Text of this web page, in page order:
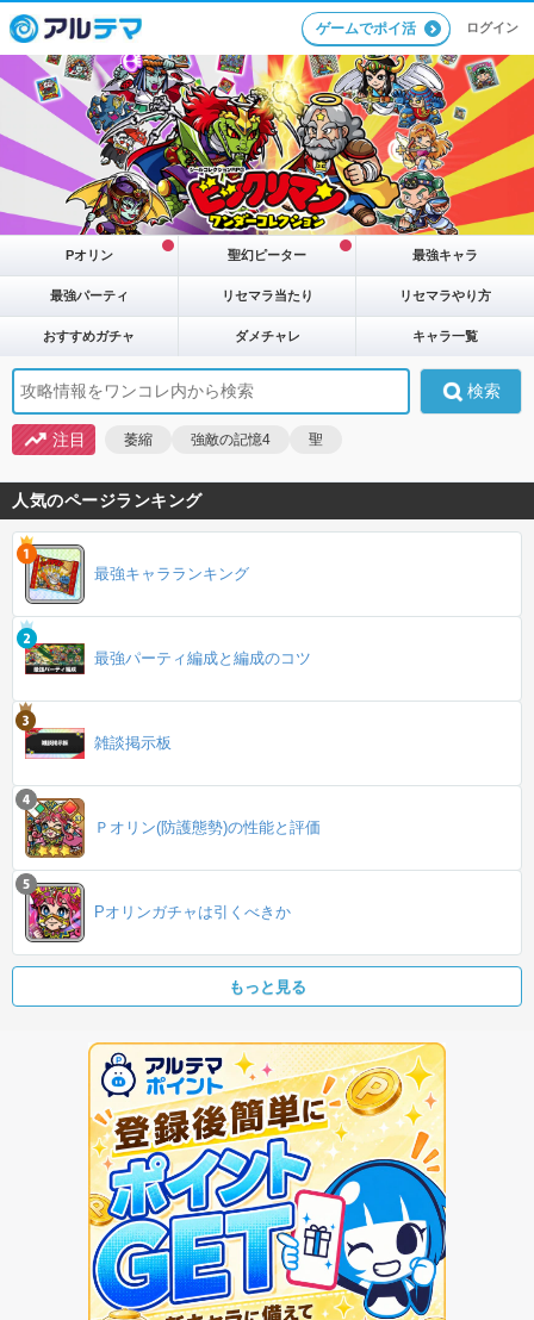
ゲームでポイ活 ログイン
Pオリン 聖幻ピーター 最強キャラ
最強パーティ リセマラ当たり リセマラやり方
おすすめガチャ ダメチャレ キャラ一覧
注目 萎縮 強敵の記憶4 聖
人気のページランキング
最強キャラランキング
最強パーティ編成と編成のコツ
雑談掲示板
Ｐオリン(防護態勢)の性能と評価
Pオリンガチャは引くべきか
もっと見る